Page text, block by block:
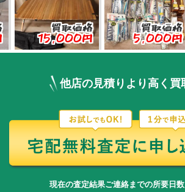
買取価格
円
買取価格
5,000円
他店の見積りより高く買
現在の査定結果ご連絡までの所要日数